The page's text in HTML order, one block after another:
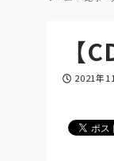
【
投稿日
2021年